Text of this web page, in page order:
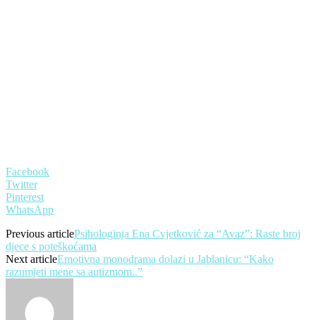
Facebook
Twitter
Pinterest
WhatsApp
Previous articlePsihologinja Ena Cvjetković za “Avaz”: Raste broj
djece s poteškoćama
Next articleEmotivna monodrama dolazi u Jablanicu: “Kako
razumjeti mene sa autizmom..”